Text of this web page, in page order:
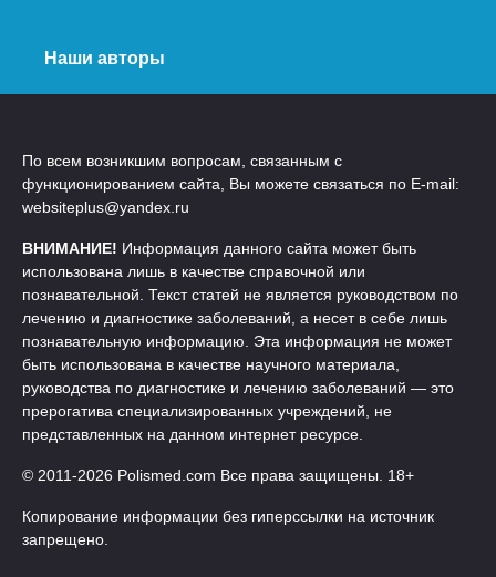
Наши авторы
По всем возникшим вопросам, связанным с
функционированием сайта, Вы можете связаться по E-mail:
websiteplus@yandex.ru
ВНИМАНИЕ! Информация данного сайта может быть
использована лишь в качестве справочной или
познавательной. Текст статей не является руководством по
лечению и диагностике заболеваний, а несет в себе лишь
познавательную информацию. Эта информация не может
быть использована в качестве научного материала,
руководства по диагностике и лечению заболеваний — это
прерогатива специализированных учреждений, не
представленных на данном интернет ресурсе.
© 2011-2026 Polismed.com Все права защищены. 18+
Копирование информации без гиперссылки на источник
запрещено.